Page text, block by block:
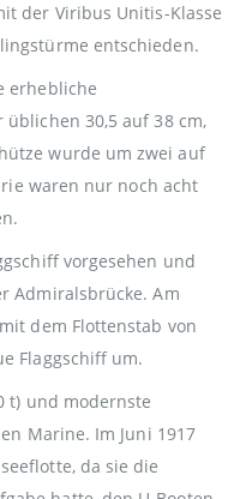
der Viribus Unitis-Klasse
entschieden.
erhebliche
30,5 auf 38 cm,
wurde um zwei auf
waren nur noch acht
vorgesehen und
Admiralsbrücke. Am
dem Flottenstab von
Flaggschiff um.
t) und modernste
Marine. Im Juni 1917
da sie die